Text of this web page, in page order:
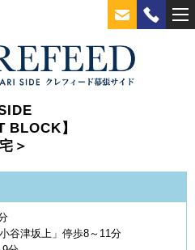
BLOCK】
＞
谷津坂上」停歩8～11分